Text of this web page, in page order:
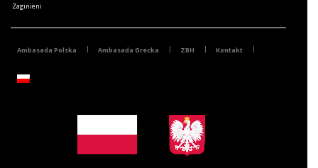
Zaginieni
Ambasada Polska Ambasada Grecka ZBH Kontakt